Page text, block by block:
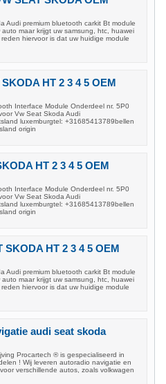
Audi premium bluetooth carkit Bt module
maar krijgt uw samsung, htc, huawei
hiervoor is dat uw huidige module
HT 2 3 4 5 OEM
Interface Module Onderdeel nr. 5P0
Vw Seat Skoda Audi
luxemburgtel: +31685413789bellen
origin
HT 2 3 4 5 OEM
Interface Module Onderdeel nr. 5P0
Vw Seat Skoda Audi
luxemburgtel: +31685413789bellen
origin
SKODA HT 2 3 4 5 OEM
Audi premium bluetooth carkit Bt module
maar krijgt uw samsung, htc, huawei
hiervoor is dat uw huidige module
audi seat skoda
Procartech ® is gespecialiseerd in
! Wij leveren autoradio navigatie en
verschillende autos, zoals volkwagen